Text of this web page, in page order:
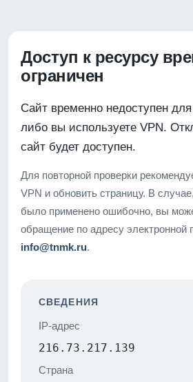
Доступ к ресурсу
ограничен
Сайт временно недоступен
либо вы используете VPN.
сайт будет доступен.
Для повторной проверки
VPN и обновить страницу. В
было применено ошибочно, вы
обращение по адресу электронной
info@tnmk.ru.
СВЕДЕНИЯ
IP-адрес
216.73.217.139
Страна